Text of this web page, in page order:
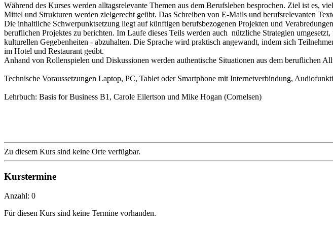
Während des Kurses werden alltagsrelevante Themen aus dem Berufsleben besprochen. Ziel ist es,
Mittel und Strukturen werden zielgerecht geübt. Das Schreiben von E-Mails und berufsrelevanten
Die inhaltliche Schwerpunktsetzung liegt auf künftigen berufsbezogenen Projekten und
beruflichen Projektes zu berichten. Im Laufe dieses Teils werden auch nützliche Strategien
kulturellen Gegebenheiten - abzuhalten. Die Sprache wird praktisch angewandt, indem sich
im Hotel und Restaurant geübt.
Anhand von Rollenspielen und Diskussionen werden authentische Situationen aus dem beruflichen
Technische Voraussetzungen Laptop, PC, Tablet oder Smartphone mit Internetverbindung,
Lehrbuch: Basis for Business B1, Carole Eilertson und Mike Hogan (Cornelsen)
Zu diesem Kurs sind keine Orte verfügbar.
Kurstermine
Anzahl: 0
Für diesen Kurs sind keine Termine vorhanden.